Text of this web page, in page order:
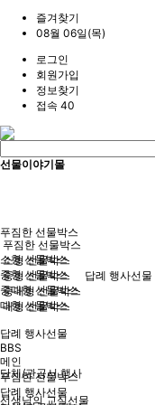
즐겨찾기
08월 06일(목)
로그인
회원가입
정보찾기
접속 40
선물이야기몰
푸짐한 선물박스
소형 선물박스
중형 선물박스
중대형 선물박스
대형 선물박스
답례 행사선물
단체/관공서 행사
선생님의 교실선물
푸짐한 선물박스
소형 선물박스
중형 선물박스
중대형 선물박스
대형 선물박스
답례 행사선물
BBS
메인
푸짐한 선물박스
답례 행사선물